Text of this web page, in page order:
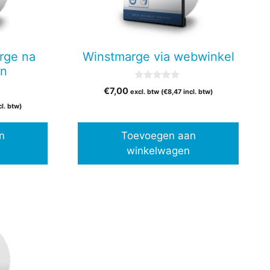
na
btw)
Winstmarge via webwinkel
v
5
€7,00 excl. btw (€8,47 incl. btw)
Toevoegen aan
winkelwagen